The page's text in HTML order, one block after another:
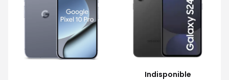
Indisponible